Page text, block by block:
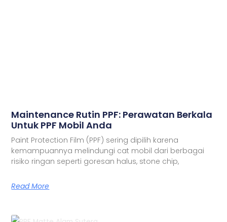
Maintenance Rutin PPF: Perawatan Berkala
Untuk PPF Mobil Anda
Paint Protection Film (PPF) sering dipilih karena
kemampuannya melindungi cat mobil dari berbagai
risiko ringan seperti goresan halus, stone chip,
Read More